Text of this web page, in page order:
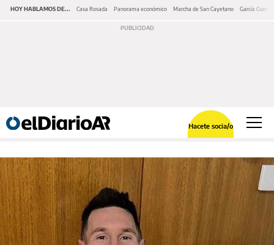
HOY HABLAMOS DE... Casa Rosada Panorama económico Marcha de San Cayetano García Cuerva
Hacete socia/o